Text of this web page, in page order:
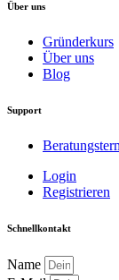
Über uns
Gründerkurs
Über uns
Blog
Support
Login
Registrieren
Schnellkontakt
Name